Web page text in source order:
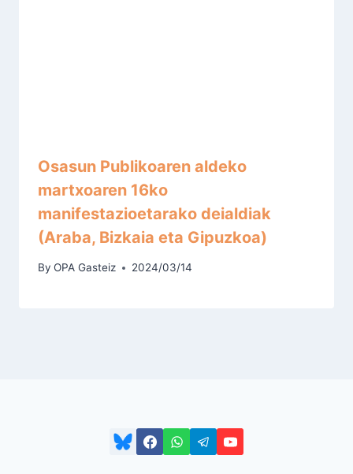
Osasun Publikoaren aldeko
martxoaren 16ko
manifestazioetarako deialdiak
(Araba, Bizkaia eta Gipuzkoa)
By OPA Gasteiz 2024/03/14